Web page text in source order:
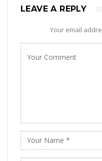
LEAVE A REPLY
Your email